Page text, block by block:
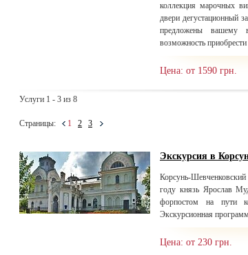
коллекция марочных
двери дегустационный
предложены вашему
возможность
Цена: от 1590 грн.
Услуги 1 - 3 из 8
Страницы: 1 2 3
Экскурсия в
Корсунь-
году князь Ярослав
форпостом на пути
Экскурсионная
Цена: от 230 грн.